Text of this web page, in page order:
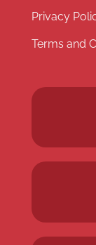
Privacy
Terms and